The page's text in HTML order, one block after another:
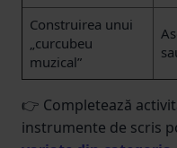
Construirea unui
„curcubeu
muzical”
👉 Completează
instrumente de scris